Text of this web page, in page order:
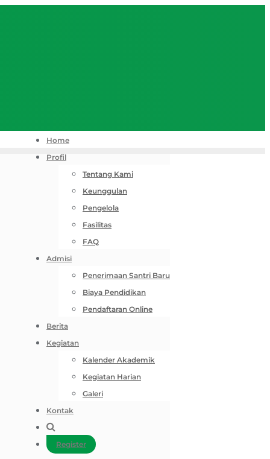
Home
Profil
Tentang Kami
Keunggulan
Pengelola
Fasilitas
FAQ
Admisi
Penerimaan Santri Baru
Biaya Pendidikan
Pendaftaran Online
Berita
Kegiatan
Kalender Akademik
Kegiatan Harian
Galeri
Kontak
Register